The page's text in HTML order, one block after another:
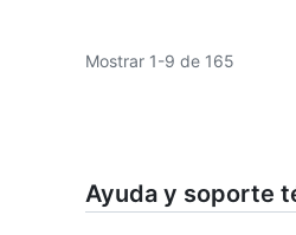
Mostrar 1-9 de 165
Ayuda y soporte